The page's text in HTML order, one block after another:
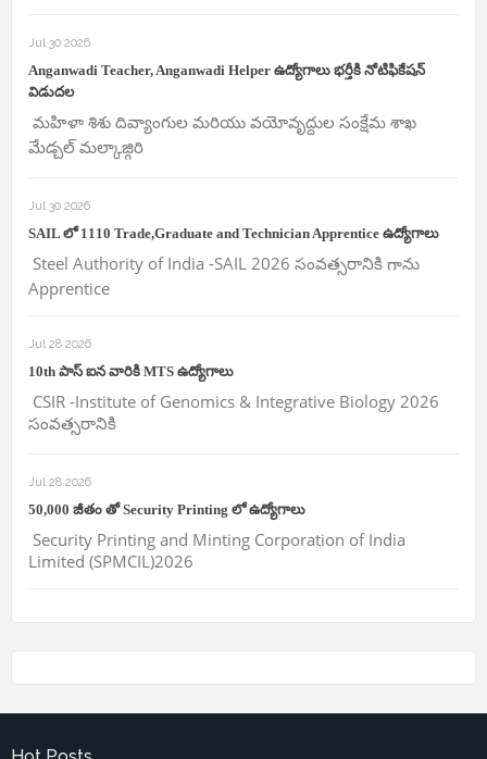
Jul 30 2026
Anganwadi Teacher, Anganwadi Helper ఉద్యోగాలు భర్తీకి నోటిఫికేషన్
విడుదల
మహిళా శిశు దివ్యాంగుల మరియు వయోవృద్దుల సంక్షేమ శాఖ
మేడ్చల్ మల్కాజ్గిరి
Jul 30 2026
SAIL లో 1110 Trade,Graduate and Technician Apprentice ఉద్యోగాలు
Steel Authority of India -SAIL 2026 సంవత్సరానికి గాను
Apprentice
Jul 28 2026
10th పాస్ ఐన వారికి MTS ఉద్యోగాలు
CSIR -Institute of Genomics & Integrative Biology 2026
సంవత్సరానికి
Jul 28 2026
50,000 జీతం తో Security Printing లో ఉద్యోగాలు
Security Printing and Minting Corporation of India
Limited (SPMCIL)2026